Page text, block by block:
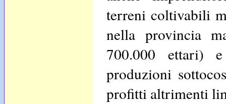
terreni coltivabili
nella provincia
700.000 ettari)
produzioni
profitti altrimenti